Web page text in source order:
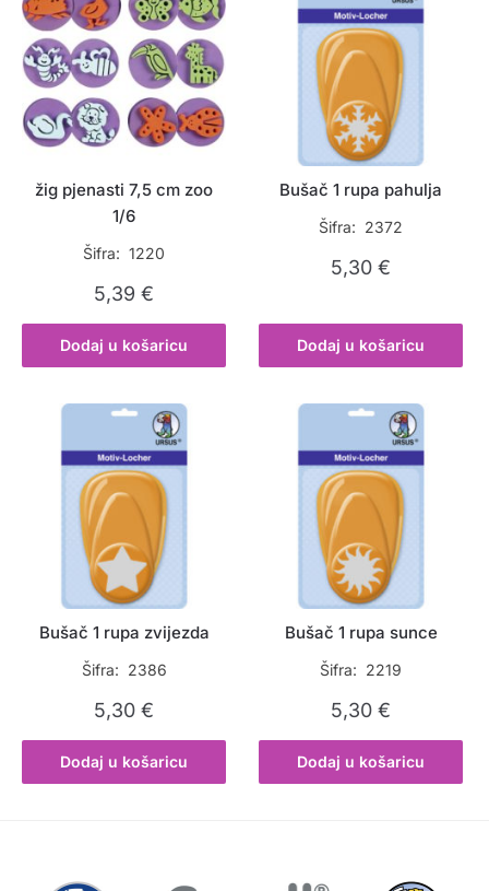
žig pjenasti 7,5 cm zoo
1/6
Šifra: 1220
5,39€
Dodaj u košaricu
Bušač 1 rupa pahulja
Šifra: 2372
5,30€
Dodaj u košaricu
Bušač 1 rupa zvijezda
Šifra: 2386
5,30€
Dodaj u košaricu
Bušač 1 rupa sunce
Šifra: 2219
5,30€
Dodaj u košaricu